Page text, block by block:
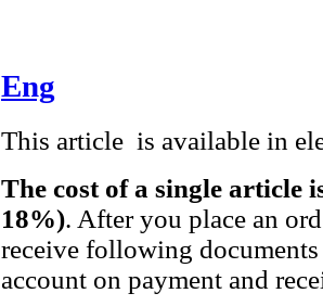
Eng
This article is available in
The cost of a single article
18%). After you place an
receive following
account on payment and